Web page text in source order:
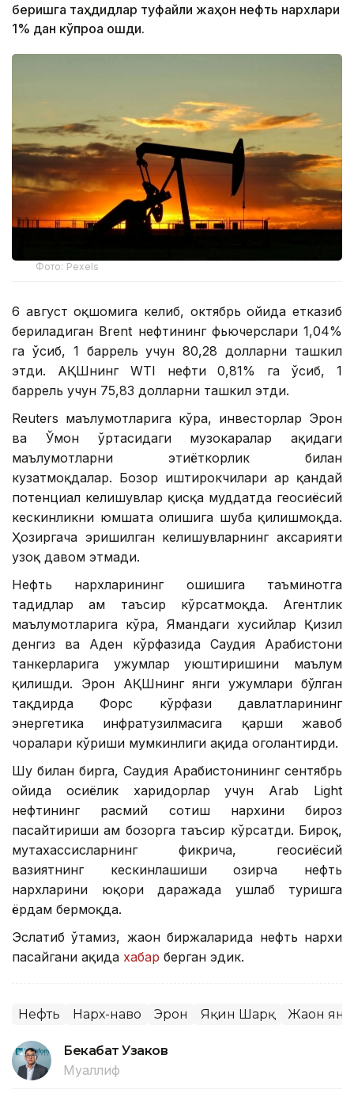
беришга таҳдидлар туфайли жаҳон нефть нархлари
1% дан кўпроққа ошди.
Фото: Pexels
6 август оқшомига келиб, октябрь ойида етказиб
бериладиган Brent нефтининг фьючерслари 1,04%
га ўсиб, 1 баррель учун 80,28 долларни ташкил
этди. АҚШнинг WTI нефти 0,81% га ўсиб, 1
баррель учун 75,83 долларни ташкил этди.
Reuters маълумотларига кўра, инвесторлар Эрон
ва Ўмон ўртасидаги музокаралар ҳақидаги
маълумотларни эҳтиёткорлик билан
кузатмоқдалар. Бозор иштирокчилари ҳар қандай
потенциал келишувлар қисқа муддатда геосиёсий
кескинликни юмшата олишига шубҳа қилишмоқда.
Ҳозиргача эришилган келишувларнинг аксарияти
узоқ давом этмади.
Нефть нархларининг ошишига таъминотга
таҳдидлар ҳам таъсир кўрсатмоқда. Агентлик
маълумотларига кўра, Ямандаги хусийлар Қизил
денгиз ва Аден кўрфазида Саудия Арабистони
танкерларига ҳужумлар уюштиришини маълум
қилишди. Эрон АҚШнинг янги ҳужумлари бўлган
тақдирда Форс кўрфази давлатларининг
энергетика инфратузилмасига қарши жавоб
чоралари кўриши мумкинлиги ҳақида огоҳлантирди.
Шу билан бирга, Саудия Арабистонининг сентябрь
ойида осиёлик харидорлар учун Arab Light
нефтининг расмий сотиш нархини бироз
пасайтириши ҳам бозорга таъсир кўрсатди. Бироқ,
мутахассисларнинг фикрича, геосиёсий
вазиятнинг кескинлашиши ҳозирча нефть
нархларини юқори даражада ушлаб туришга
ёрдам бермоқда.
Эслатиб ўтамиз, жаҳон биржаларида нефть нархи
пасайгани ҳақида хабар берган эдик.
Нефть Нарх-наво Эрон Яқин Шарқ Жаҳон
Бекабат Узаков
Муаллиф